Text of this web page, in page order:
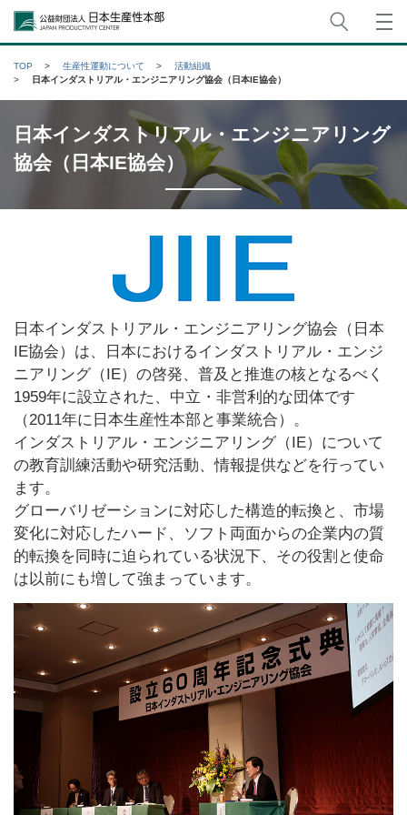
公益財団法人日本生産性本部
TOP 生産性運動について
活動組織
日本インダストリアル・エンジニアリング協会（日本IE協会）
日本インダストリアル・エンジニアリング
協会（日本IE協会）
日本インダストリアル・エンジニアリング協会（日本
IE協会）は、日本におけるインダストリアル・エンジ
ニアリング（IE）の啓発、普及と推進の核となるべく
1959年に設立された、中立・非営利的な団体です
（2011年に日本生産性本部と事業統合）。
インダストリアル・エンジニアリング（IE）について
の教育訓練活動や研究活動、情報提供などを行ってい
ます。
グローバリゼーションに対応した構造的転換と、市場
変化に対応したハード、ソフト両面からの企業内の質
的転換を同時に迫られている状況下、その役割と使命
は以前にも増して強まっています。